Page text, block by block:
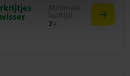
we speelgoed dat creativiteit én
Onze producten worden in
geproduceerd, met de hoogste
2+